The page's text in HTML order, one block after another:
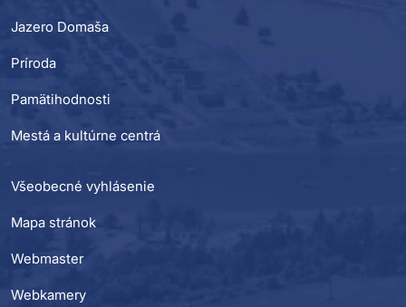
Jazero Domaša
Príroda
Pamätihodnosti
Mestá a kultúrne centrá
Všeobecné vyhlásenie
Mapa stránok
Webmaster
Webkamery